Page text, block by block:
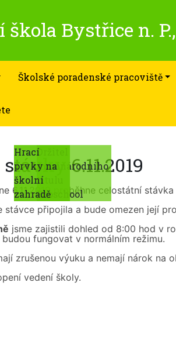
Bystřice n.
Školské poradenské pracoviště
Držitel
mezinárodního
titulu
Ecoschool
Hrací
prvky na
školní
zahradě
Hrací
prvky na
školní
zahradě
6.11.2019
6.11.2019 proběhne celostátní
stávce připojila a bude omezen její
jsme zajistili dohled od 8:00 hod v
fungovat v normálním režimu.
zrušenou výuku a nemají nárok na
vedení školy.